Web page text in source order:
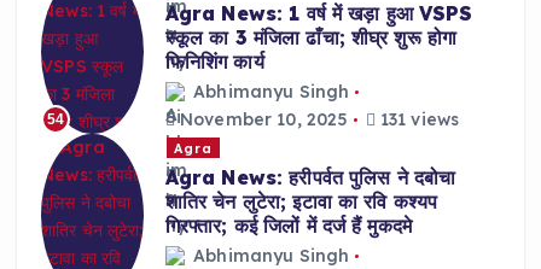
54
Agra News: 1 वर्ष में खड़ा हुआ VSPS
स्कूल का 3 मंजिला ढाँचा; शीघ्र शुरू होगा
फिनिशिंग कार्य
Abhimanyu Singh
November 10, 2025
131 views
Agra
Agra News: हरीपर्वत पुलिस ने दबोचा
शातिर चेन लुटेरा; इटावा का रवि कश्यप
गिरफ्तार; कई जिलों में दर्ज हैं मुकदमे
Abhimanyu Singh